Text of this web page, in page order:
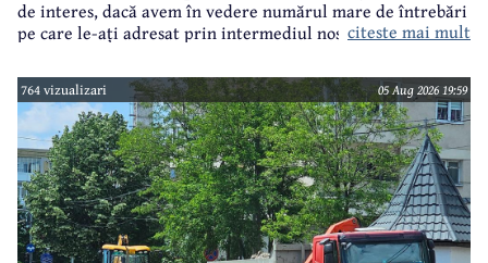
de interes, dacă avem în vedere numărul mare de întrebări
pe care le-ați adresat prin intermediul nostru primarului
citeste mai mult
764 vizualizari 05 Aug 2026 19:59